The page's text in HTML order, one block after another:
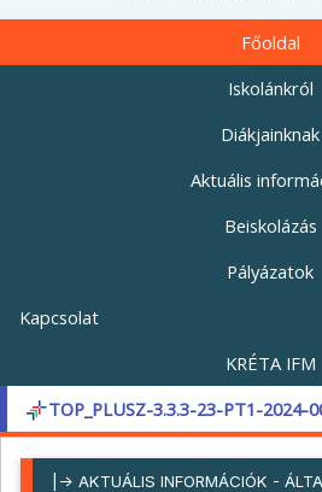
Főoldal
Iskolánkról
Diákjainknak
Aktuális
Beiskolázás
Pályázatok
Kapcsolat
KRÉTA IFM
TOP_PLUSZ-3.3.3-23-PT1-2024-
|-> AKTUÁLIS INFORMÁCIÓK -